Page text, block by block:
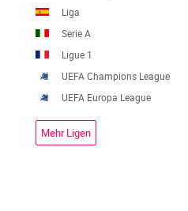
Liga
Serie A
Ligue 1
UEFA Champions League
UEFA Europa League
Mehr Ligen